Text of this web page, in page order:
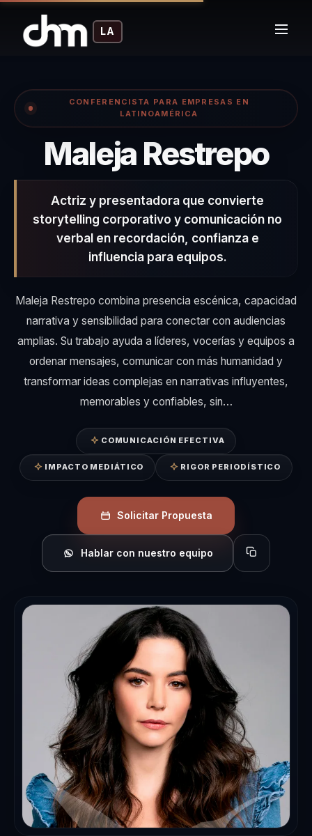
LA
CONFERENCISTA PARA EMPRESAS EN
LATINOAMÉRICA
Maleja Restrepo–
Actriz y presentadora que convierte
storytelling corporativo y comunicación no
verbal en recordación, confianza e
influencia para equipos.
Maleja Restrepo combina presencia escénica, capacidad
narrativa y sensibilidad para conectar con audiencias
amplias. Su trabajo ayuda a líderes, vocerías y equipos a
ordenar mensajes, comunicar con más humanidad y
transformar ideas complejas en narrativas influyentes,
memorables y confiables, sin…
COMUNICACIÓN EFECTIVA
IMPACTO MEDIÁTICO RIGOR PERIODÍSTICO
Solicitar Propuesta
Hablar con nuestro equipo Copiar perfil